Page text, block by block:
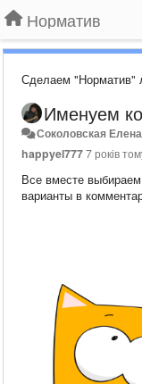
Норматив
Сделаем "Норматив"
Именуем
Соколовская
happyel7777 років
Все вместе
варианты в